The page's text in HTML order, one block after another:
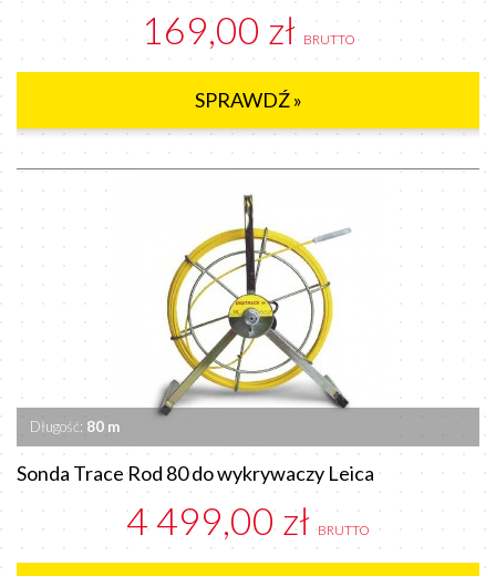
169,00 zł BRUTTO
SPRAWDŹ »
Długość: 80 m
Sonda Trace Rod 80 do wykrywaczy Leica
4 499,00 zł BRUTTO